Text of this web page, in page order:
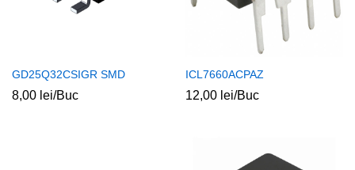
GD25Q32CSIGR SMD
8,00 lei/Buc
ICL7660ACPAZ
12,00 lei/Buc